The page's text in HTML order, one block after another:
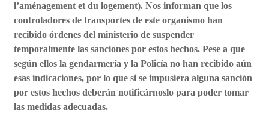
l’aménagement et du logement). Nos informan que los
controladores de transportes de este organismo han
recibido órdenes del ministerio de suspender
temporalmente las sanciones por estos hechos. Pese a que
según ellos la gendarmería y la Policía no han recibido aún
esas indicaciones, por lo que si se impusiera alguna sanción
por estos hechos deberán notificárnoslo para poder tomar
las medidas adecuadas.